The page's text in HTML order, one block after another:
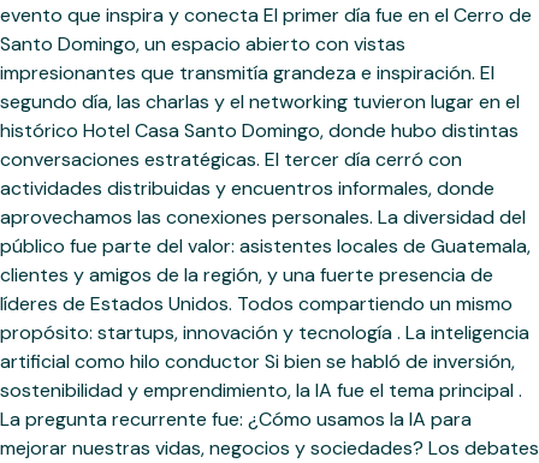
evento que inspira y conecta El primer día fue en el Cerro de
Santo Domingo, un espacio abierto con vistas
impresionantes que transmitía grandeza e inspiración. El
segundo día, las charlas y el networking tuvieron lugar en el
histórico Hotel Casa Santo Domingo, donde hubo distintas
conversaciones estratégicas. El tercer día cerró con
actividades distribuidas y encuentros informales, donde
aprovechamos las conexiones personales. La diversidad del
público fue parte del valor: asistentes locales de Guatemala,
clientes y amigos de la región, y una fuerte presencia de
líderes de Estados Unidos. Todos compartiendo un mismo
propósito: startups, innovación y tecnología . La inteligencia
artificial como hilo conductor Si bien se habló de inversión,
sostenibilidad y emprendimiento, la IA fue el tema principal .
La pregunta recurrente fue: ¿Cómo usamos la IA para
mejorar nuestras vidas, negocios y sociedades? Los debates